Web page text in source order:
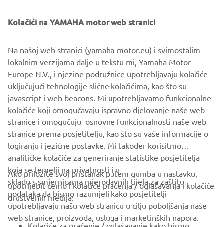
Brackets for relay and fuses
Upon request, Yamaha can also provide custom-made
police stickers. These are not included in the standard kit.
This innovative, new addition offers your police fleet extra
agility, stability and comfort, all with the same trusted
reliability and practicality that Yamaha has been known to
deliver since 1987.
CORPORATE
FOR BUSINESS
Kolačići na YAMAHA motor web stranici
Na našoj web stranici (yamaha-motor.eu) i svimostalim
lokalnim verzijama dalje u tekstu mi, Yamaha Motor
Europe N.V., i njezine podružnice upotrebljavaju kolačiće
uključujući tehnologije slične kolačićima, kao što su
javascript i web beacons. Mi upotrebljavamo funkcionalne
kolačiće koji omogučavaju ispravno djelovanje naše web
stranice i omogučuju osnovne funkcionalnosti naše web
stranice prema posjetitelju, kao što su vaše informacije o
logiranju i jezične postavke. Mi također korisitmo
analitičke kolačiće za generiranje statistike posjetitelja
koja se temelji na privatnosti i u
skladu s smjernicama mjerodavnih tijela za zaštitu
podataka da bismo razumjeli kako posjetitelji
upotrebljavaju našu web stranicu u cilju poboljšanja naše
web stranice, proizvoda, usluga i marketinških napora.
Ako priložite svoj pristanak putem gumba u nastavku,
upotrijebit ćemo i kolačiće praćenja / oglašavanja i kolačiće
društvenih medija:
Kolačiće za praćenje / oglašavanje kako bismo